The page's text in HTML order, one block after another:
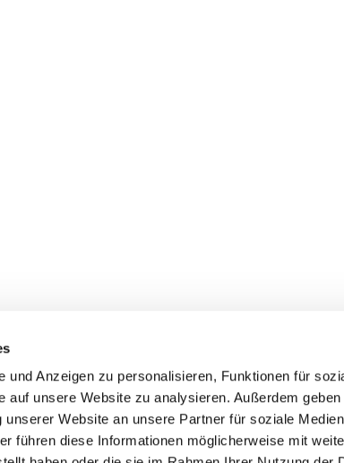
und Anzeigen zu personalisieren, Funktionen für
auf unsere Website zu analysieren. Außerdem geben
Website an unsere Partner für soziale
führen diese Informationen möglicherweise mit
Uhlandstraße 32, 45525 Hattingen